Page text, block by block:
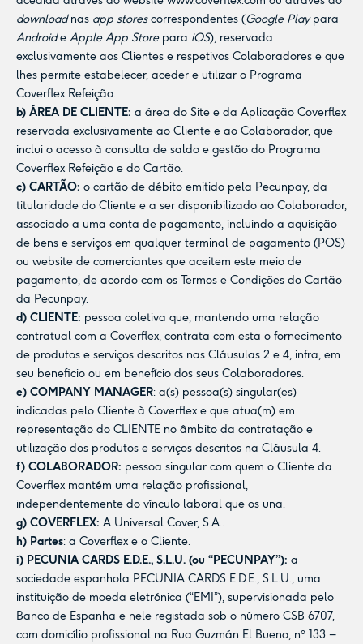
downloadnas app storescorrespondentes (Google Playpara
Androide Apple App Storepara iOS), reservada
exclusivamente aos Clientes e respetivos Colaboradores e que
lhes permite estabelecer, aceder e utilizar o Programa
Coverflex Refeição.
b) ÁREA DE CLIENTE: a área do Site e da Aplicação Coverflex
reservada exclusivamente ao Cliente e ao Colaborador, que
inclui o acesso à consulta de saldo e gestão do Programa
Coverflex Refeição e do Cartão.
c) CARTÃO: o cartão de débito emitido pela Pecunpay, da
titularidade do Cliente e a ser disponibilizado ao Colaborador,
associado a uma conta de pagamento, incluindo a aquisição
de bens e serviços em qualquer terminal de pagamento (POS)
ou website de comerciantes que aceitem este meio de
pagamento, de acordo com os Termos e Condições do Cartão
da Pecunpay.
d) CLIENTE: pessoa coletiva que, mantendo uma relação
contratual com a Coverflex, contrata com esta o fornecimento
de produtos e serviços descritos nas Cláusulas 2 e 4, infra, em
seu beneficio ou em benefício dos seus Colaboradores.
e) COMPANY MANAGER: a(s) pessoa(s) singular(es)
indicadas pelo Cliente à Coverflex e que atua(m) em
representação do CLIENTE no âmbito da contratação e
utilização dos produtos e serviços descritos na Cláusula 4.
f) COLABORADOR: pessoa singular com quem o Cliente da
Coverflex mantém uma relação profissional,
independentemente do vínculo laboral que os una.
g) COVERFLEX: A Universal Cover, S.A..
h) Partes: a Coverflex e o Cliente.
i) PECUNIA CARDS E.D.E., S.L.U. (ou “PECUNPAY”): a
sociedade espanhola PECUNIA CARDS E.D.E., S.L.U., uma
instituição de moeda eletrónica (“EMI”), supervisionada pelo
Banco de Espanha e nele registada sob o número CSB 6707,
com domicílio profissional na Rua Guzmán El Bueno, nº 133 –